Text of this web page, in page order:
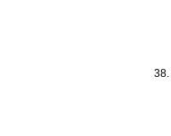
38.